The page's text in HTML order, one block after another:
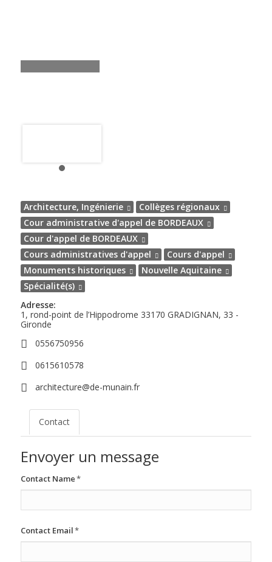
Architecture, Ingénierie
Collèges régionaux
Cour administrative d'appel de BORDEAUX
Cour d'appel de BORDEAUX
Cours administratives d'appel
Cours d'appel
Monuments historiques
Nouvelle Aquitaine
Spécialité(s)
Adresse:
1, rond-point de l’Hippodrome 33170 GRADIGNAN, 33 -
Gironde
0556750956
0615610578
architecture@de-munain.fr
Contact
Envoyer un message
Contact Name*
Contact Email*